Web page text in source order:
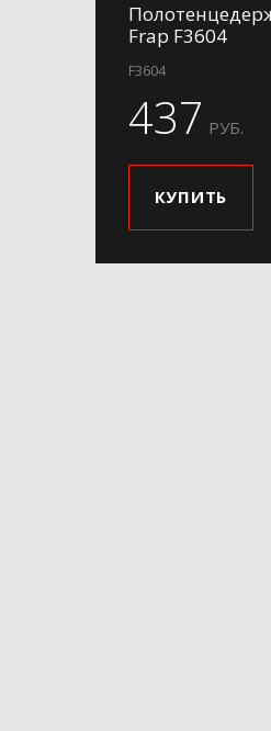
Frap F3604
F3604
437 РУБ.
КУПИТЬ